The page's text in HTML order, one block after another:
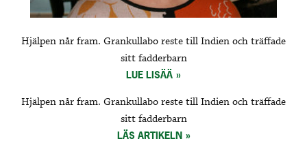
YLEINEN
ALLMÄN
MAINOSTAJILLE
FÖR
ANNONSÖRER
Hjälpen når fram. Grankullabo reste till Indien och träffade
sitt fadderbarn
LUE LISÄÄ
Hjälpen når fram. Grankullabo reste till Indien och träffade
sitt fadderbarn
LÄS ARTIKELN